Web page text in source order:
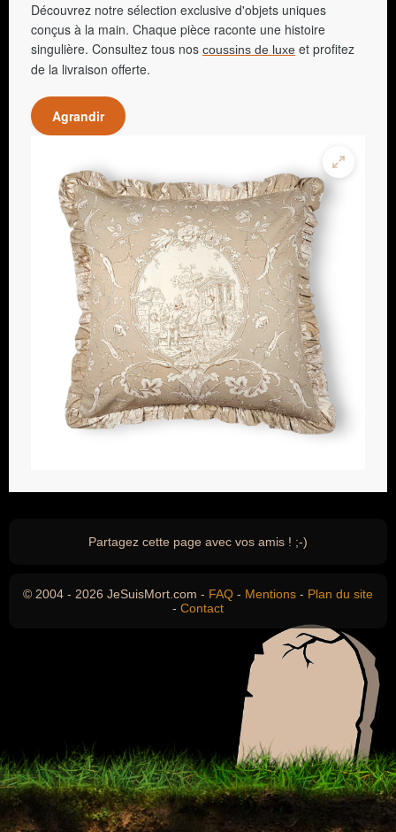
Découvrez notre sélection exclusive d'objets uniques
conçus à la main. Chaque pièce raconte une histoire
singulière. Consultez tous nos coussins de luxe et profitez
de la livraison offerte.
Agrandir
Partagez cette page avec vos amis ! ;-)
© 2004 - 2026 JeSuisMort.com - FAQ - Mentions - Plan du site
- Contact